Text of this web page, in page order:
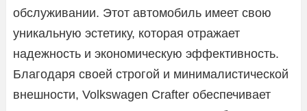
обслуживании. Этот автомобиль имеет свою
уникальную эстетику, которая отражает
надежность и экономическую эффективность.
Благодаря своей строгой и минималистической
внешности, Volkswagen Crafter обеспечивает